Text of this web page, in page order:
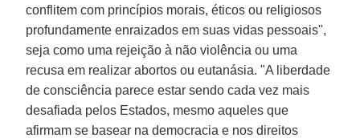
conflitem com princípios morais, éticos ou religiosos
profundamente enraizados em suas vidas pessoais",
seja como uma rejeição à não violência ou uma
recusa em realizar abortos ou eutanásia. "A liberdade
de consciência parece estar sendo cada vez mais
desafiada pelos Estados, mesmo aqueles que
afirmam se basear na democracia e nos direitos